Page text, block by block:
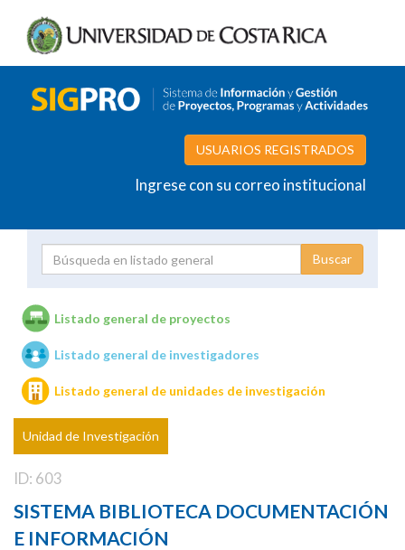
USUARIOS REGISTRADOS
Ingrese con su correo institucional
Unidades de investigación
Listado general de proyectos
Listado general de investigadores
Listado general de unidades de investigación
Unidad de Investigación
ID: 603
SISTEMA BIBLIOTECA DOCUMENTACIÓN
E INFORMACIÓN